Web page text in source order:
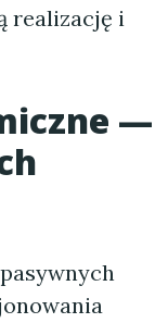
realizację i
—